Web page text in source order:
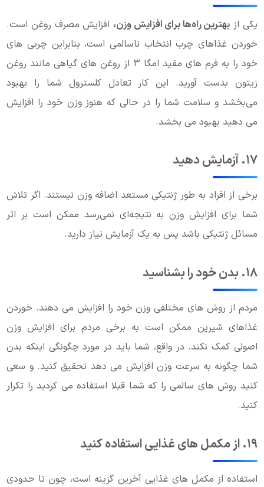
یکی از بهترین راه‌ها برای افزایش وزن، افزایش مصرف روغن است.
خوردن غذاهای چرب انتخاب ناسالمی است، بنابراین چربی های
خود را به فرم های مفید امگا ۳ از روغن های گیاهی مانند روغن
زیتون بدست آورید. این کار تعادل کلسترول شما را بهبود
می‌بخشد و سلامت شما را در حالی که هنوز وزن خود را افزایش
می دهید بهبود می بخشد.
۱۷. آزمایش دهید
برخی از افراد به طور ژنتیکی مستعد اضافه وزن نیستند. اگر تلاش
شما برای افزایش وزن به نتیجه‌ای نمی‌رسد ممکن است بر اثر
مسائل ژنتیکی باشد پس به یک آزمایش نیاز دارید.
۱۸. بدن خود را بشناسید
مردم از روش های مختلفی وزن خود را افزایش می دهند. خوردن
غذاهای شیرین ممکن است به برخی مردم برای افزایش وزن
اصولی کمک نکند. در واقع، شما باید در مورد چگونگی اینکه بدن
شما چگونه به سرعت وزن افزایش می دهد تحقیق کنید. و سعی
کنید روش های سالمی را که شما قبلا استفاده می کردید را تکرار
کنید.
۱۹. از مکمل های غذایی استفاده کنید
استفاده از مکمل های غذایی آخرین گزینه است، چون تا حدودی